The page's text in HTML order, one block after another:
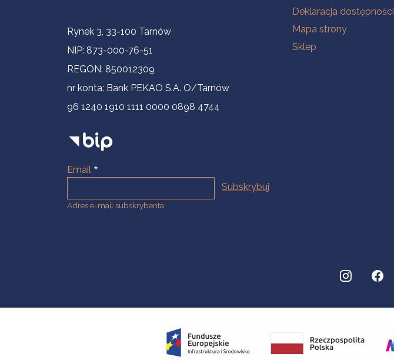
Informacje kontaktowe
Rynek 3, 33-100 Tarnów
NIP: 873-000-76-51
REGON: 850012309
nr konta: Bank PEKAO S.A. O/Tarnów
96 1240 1910 1111 0000 0898 4744
Email
Adres e-mail subskrybenta.
Deklaracja dostępności
Mapa strony
Sklep